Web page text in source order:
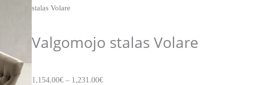
stalas Volare
Valgomojo stalas Volare
1,154.00€ – 1,231.00€Price